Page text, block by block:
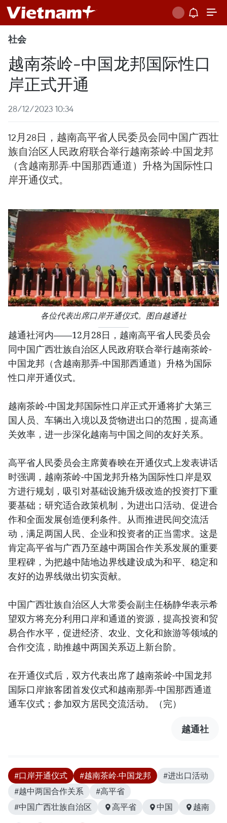
社会
越南茶岭-中国龙邦国际性口
岸正式开通
28/12/2023 10:34
12月28日，越南高平省人民委员会同中国广西壮
族自治区人民政府联合举行越南茶岭-中国龙邦
（含越南那弄-中国那西通道）升格为国际性口
岸开通仪式。
各位代表出席口岸开通仪式。图自越通社
越通社河内——12月28日，越南高平省人民委员会
同中国广西壮族自治区人民政府联合举行越南茶岭-
中国龙邦（含越南那弄-中国那西通道）升格为国际
性口岸开通仪式。
越南茶岭-中国龙邦国际性口岸正式开通将扩大第三
国人员、车辆出入境以及货物进出口的范围，提高通
关效率，进一步深化越南与中国之间的友好关系。
高平省人民委员会主席黄春映在开通仪式上发表讲话
时强调，越南茶岭-中国龙邦升格为国际性口岸是双
方进行规划，吸引对基础设施升级改造的投资打下重
要基础；研究适合政策机制，为进出口活动、促进合
作和全面发展创造便利条件。从而推进民间交流活
动，满足两国人民、企业和投资者的正当需求。这是
肯定高平省与广西乃至越中两国合作关系发展的重要
里程碑，为把越中陆地边界线建设成为和平、稳定和
友好的边界线做出切实贡献。
中国广西壮族自治区人大常委会副主任杨静华表示希
望双方将充分利用口岸和通道的资源，提高投资和贸
易合作水平，促进经济、农业、文化和旅游等领域的
合作交流，助推越中两国关系迈上新台阶。
在开通仪式后，双方代表出席了越南茶岭-中国龙邦
国际口岸旅客团首发仪式和越南那弄-中国那西通道
通车仪式；参加双方居民交流活动。（完）
越通社
#口岸开通仪式 #越南茶岭-中国龙邦
#进出口活动
#越中两国合作关系
#高平省
#中国广西壮族自治区
高平省 中国 越南